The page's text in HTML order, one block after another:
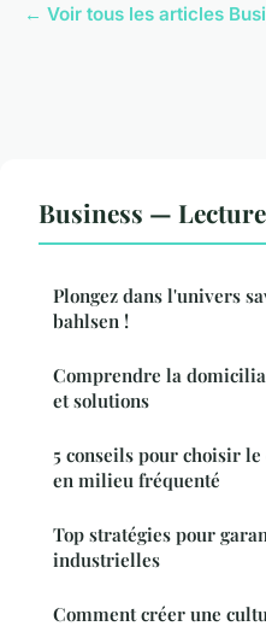
← Voir tous les articles
Business —
Plongez dans l'univers
bahlsen !
Comprendre la
et solutions
5 conseils pour choisir
en milieu fréquenté
Top stratégies pour
industrielles
Comment créer une